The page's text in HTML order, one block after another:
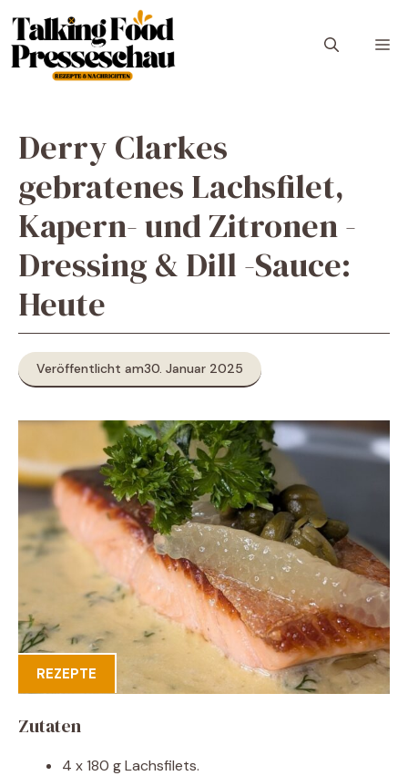
Inhalt
springen
Derry Clarkes
gebratenes Lachsfilet,
Kapern- und Zitronen -
Dressing & Dill -Sauce:
Heute
Veröffentlicht am30. Januar 2025
REZEPTE
Zutaten
4 x 180 g Lachsfilets.